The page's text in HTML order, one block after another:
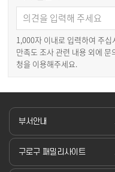
1,000자 이내로 입력하여 주십
만족도 조사 관련 내용 외에
청을 이용해주세요.
부서안내
구로구 패밀리사이트